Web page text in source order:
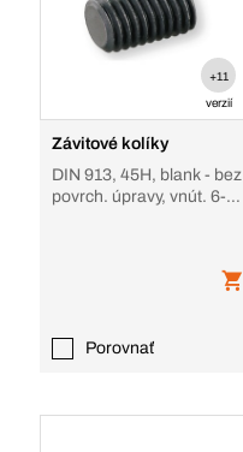
+11
verzií
Závitové kolíky
DIN 913, 45H, blank - bez
povrch. úpravy, vnút. 6-
Porovnať